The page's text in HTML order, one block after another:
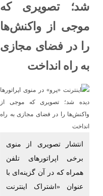
شد؛ تصویری که
موجی از واکنش‌ها
را در فضای مجازی
به راه انداخت
انتشار تصویری از منوی
برخی اپراتورهای تلفن
همراه که در آن گزینه‌ای با
عنوان «اشتراک اینترنت